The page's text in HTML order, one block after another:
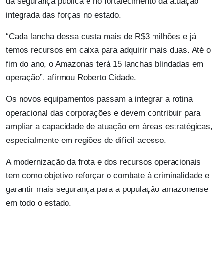
integrada das forças no estado.
“Cada lancha dessa custa mais de R$3 milhões e já
temos recursos em caixa para adquirir mais duas. Até o
fim do ano, o Amazonas terá 15 lanchas blindadas em
operação”, afirmou Roberto Cidade.
Os novos equipamentos passam a integrar a rotina
operacional das corporações e devem contribuir para
ampliar a capacidade de atuação em áreas estratégicas,
especialmente em regiões de difícil acesso.
A modernização da frota e dos recursos operacionais
tem como objetivo reforçar o combate à criminalidade e
garantir mais segurança para a população amazonense
em todo o estado.